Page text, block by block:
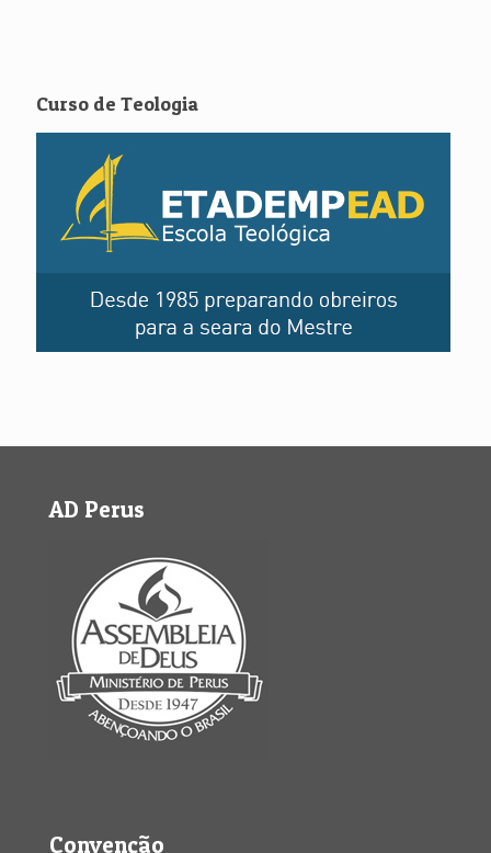
Curso de Teologia
AD Perus
Convenção